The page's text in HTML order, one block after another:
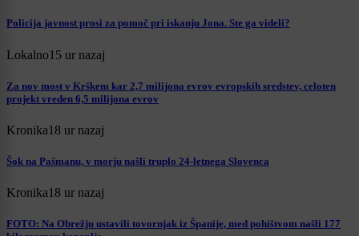
Policija javnost prosi za pomoč pri iskanju Jona. Ste ga videli?
Lokalno15 ur nazaj
Za nov most v Krškem kar 2,7 milijona evrov evropskih sredstev, celoten
projekt vreden 6,5 milijona evrov
Kronika18 ur nazaj
Šok na Pašmanu, v morju našli truplo 24-letnega Slovenca
Kronika18 ur nazaj
FOTO: Na Obrežju ustavili tovornjak iz Španije, med pohištvom našli 177